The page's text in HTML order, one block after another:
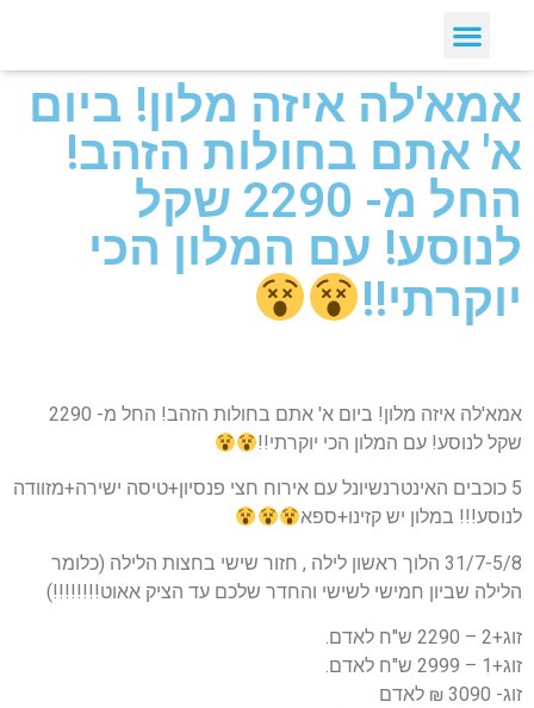
אמא'לה איזה מלון! ביום
א' אתם בחולות הזהב!
החל מ- 2290 שקל
לנוסע! עם המלון הכי
יוקרתי!!
אמא'לה איזה מלון! ביום א' אתם בחולות הזהב! החל מ- 2290
שקל לנוסע! עם המלון הכי יוקרתי!!
5 כוכבים האינטרנשיונל עם אירוח חצי פנסיון+טיסה ישירה+מזוודה
לנוסע!!! במלון יש קזינו+ספא
31/7-5/8 הלוך ראשון לילה , חזור שישי בחצות הלילה (כלומר
הלילה שביון חמישי לשישי והחדר שלכם עד הציק אאוט!!!!!!!!)
זוג+2 – 2290 ש"ח לאדם.
זוג+1 – 2999 ש"ח לאדם.
זוג- 3090 ₪ לאדם